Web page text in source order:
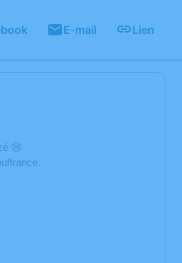
E-mail Lien
😢